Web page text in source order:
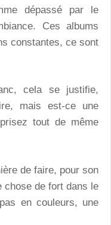
dépassé par le
Ces albums
constantes, ce sont
cela se justifie,
mais est-ce une
tout de même
de faire, pour son
chose de fort dans le
en couleurs, une